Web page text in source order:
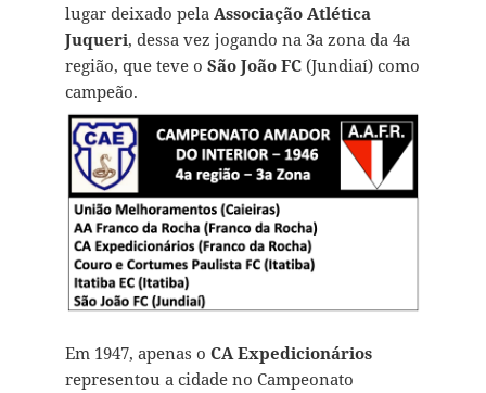
lugar deixado pela Associação Atlética
Juqueri, dessa vez jogando na 3a zona da 4a
região, que teve o São João FC(Jundiaí) como
campeão.
Em 1947, apenas o CA Expedicionários
representou a cidade no Campeonato